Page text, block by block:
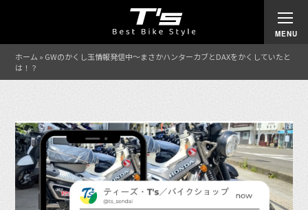
ホーム » GWのかくし玉情報発信中〜まさかハンターカブとDAXをかくしていたと
は！？